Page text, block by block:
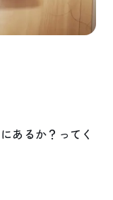
あるか？ってく